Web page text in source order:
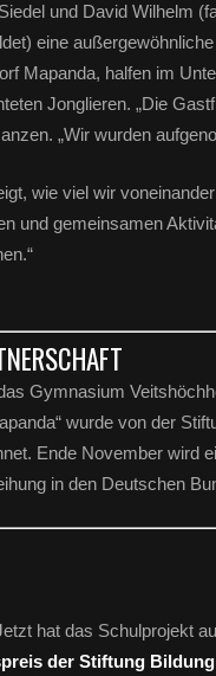
und David Wilhelm
eine außergewöhnliche
Mapanda, halfen im
Jonglieren. „Die
„Wir wurden
wie viel wir
und gemeinsamen
Gymnasium
wurde von der
Ende November wird
in den Deutschen
hat das Schulprojekt
der Stiftung Bildung